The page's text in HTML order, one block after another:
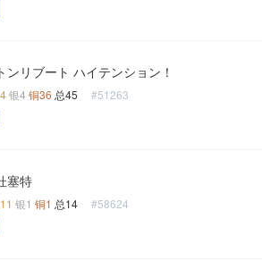
ンリブート ハイテンション！
银4 铜36 总45 #51263
塞特
银1 铜1 总14 #58624